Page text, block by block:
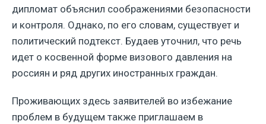
дипломат объяснил соображениями безопасности
и контроля. Однако, по его словам, существует и
политический подтекст. Будаев уточнил, что речь
идет о косвенной форме визового давления на
россиян и ряд других иностранных граждан.
Проживающих здесь заявителей во избежание
проблем в будущем также приглашаем в